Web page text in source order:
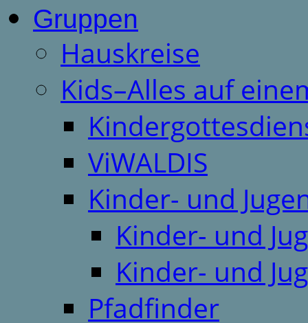
Gruppen
Hauskreise
Kids–Alles auf
ViWALDIS
Kinder- und
Kinder- und
Kinder- und
Pfadfinder